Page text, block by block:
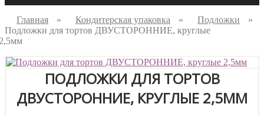
Главная » Кондитерская упаковка » Подложки
»
Подложки для тортов ДВУСТОРОННИЕ, круглые
ПОДЛОЖКИ ДЛЯ ТОРТОВ
ДВУСТОРОННИЕ, КРУГЛЫЕ 2,5ММ